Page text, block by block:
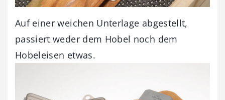
Auf einer weichen Unterlage abgestellt,
passiert weder dem Hobel noch dem
Hobeleisen etwas.